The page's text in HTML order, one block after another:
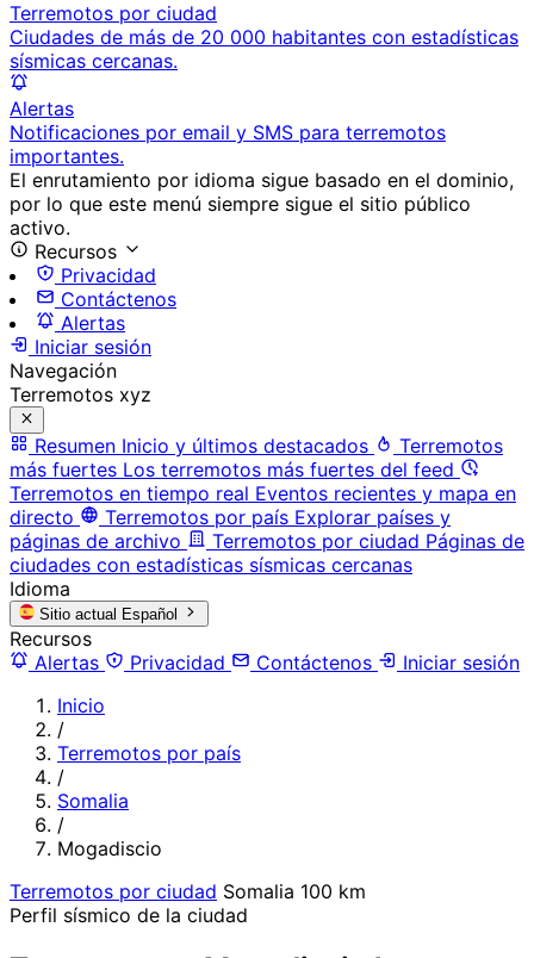
Terremotos por ciudad
Ciudades de más de 20 000 habitantes con estadísticas
sísmicas cercanas.
Alertas
Notificaciones por email y SMS para terremotos
importantes.
El enrutamiento por idioma sigue basado en el dominio,
por lo que este menú siempre sigue el sitio público
activo.
Recursos
Privacidad
Contáctenos
Alertas
Iniciar sesión
Navegación
Terremotos xyz
Resumen Inicio y últimos destacados
Terremotos
más fuertes Los terremotos más fuertes del feed
Terremotos en tiempo real Eventos recientes y mapa en
directo
Terremotos por país Explorar países y
páginas de archivo
Terremotos por ciudad Páginas de
ciudades con estadísticas sísmicas cercanas
Idioma
Sitio actual Español
Recursos
Alertas
Privacidad Contáctenos
Iniciar sesión
Inicio
/
Terremotos por país
/
Somalia
/
Mogadiscio
Terremotos por ciudad Somalia 100 km
Perfil sísmico de la ciudad